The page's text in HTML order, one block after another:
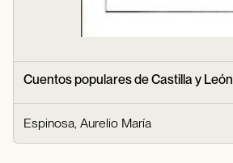
Cuentos populares de Castilla y León
Espinosa, Aurelio María